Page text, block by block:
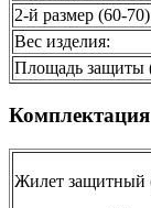
2-й размер (60-
Вес изделия:
Площадь защиты
Комплектация
Жилет защитный